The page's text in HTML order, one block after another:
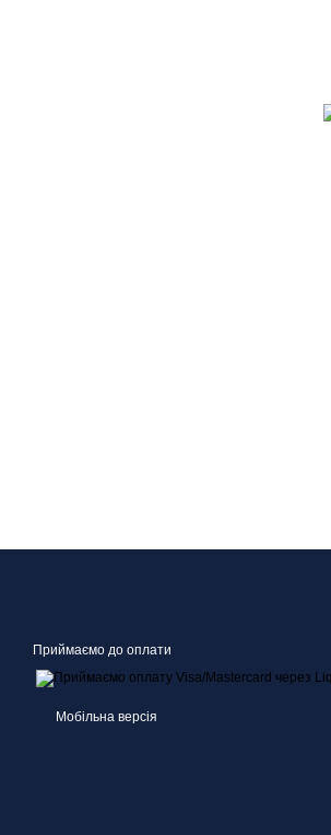
Приймаємо до оплати
Мобільна версія